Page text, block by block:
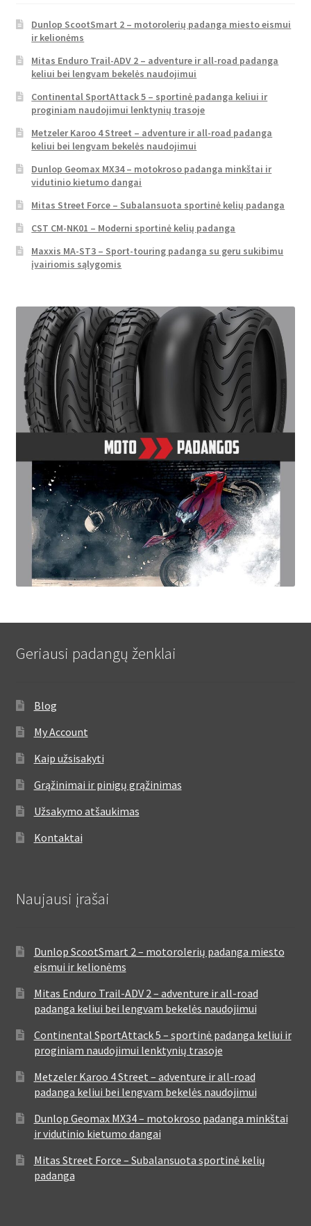
Dunlop ScootSmart 2 – motorolerių padanga miesto eismui
ir kelionėms
Mitas Enduro Trail-ADV 2 – adventure ir all-road padanga
keliui bei lengvam bekelės naudojimui
Continental SportAttack 5 – sportinė padanga keliui ir
proginiam naudojimui lenktynių trasoje
Metzeler Karoo 4 Street – adventure ir all-road padanga
keliui bei lengvam bekelės naudojimui
Dunlop Geomax MX34 – motokroso padanga minkštai ir
vidutinio kietumo dangai
Mitas Street Force – Subalansuota sportinė kelių padanga
CST CM-NK01 – Moderni sportinė kelių padanga
Maxxis MA-ST3 – Sport-touring padanga su geru sukibimu
įvairiomis sąlygomis
Geriausi padangų ženklai
Blog
My Account
Kaip užsisakyti
Grąžinimai ir pinigų grąžinimas
Užsakymo atšaukimas
Kontaktai
Naujausi įrašai
Dunlop ScootSmart 2 – motorolerių padanga miesto
eismui ir kelionėms
Mitas Enduro Trail-ADV 2 – adventure ir all-road
padanga keliui bei lengvam bekelės naudojimui
Continental SportAttack 5 – sportinė padanga keliui ir
proginiam naudojimui lenktynių trasoje
Metzeler Karoo 4 Street – adventure ir all-road
padanga keliui bei lengvam bekelės naudojimui
Dunlop Geomax MX34 – motokroso padanga minkštai
ir vidutinio kietumo dangai
Mitas Street Force – Subalansuota sportinė kelių
padanga